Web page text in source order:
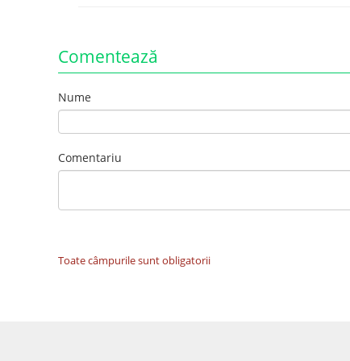
Comentează
Nume
Comentariu
Toate câmpurile sunt obligatorii